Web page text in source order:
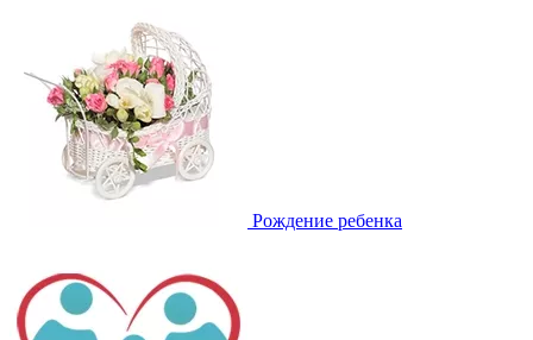
Рождение ребенка